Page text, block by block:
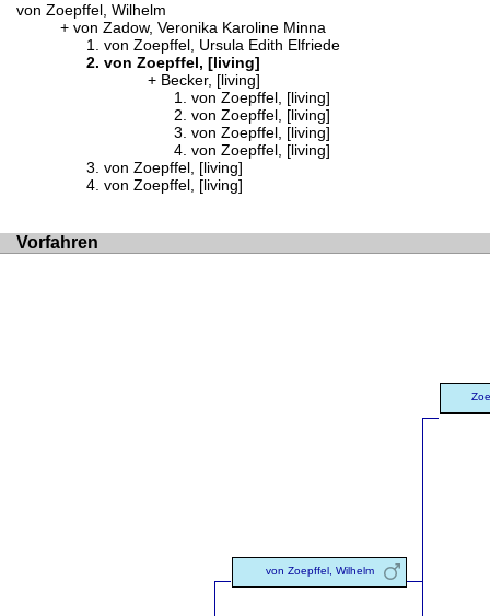
von Zoepffel, Wilhelm
von Zadow, Veronika Karoline Minna
von Zoepffel, Ursula Edith Elfriede
von Zoepffel, [living]
Becker, [living]
von Zoepffel, [living]
von Zoepffel, [living]
von Zoepffel, [living]
von Zoepffel, [living]
von Zoepffel, [living]
von Zoepffel, [living]
Vorfahren
von Zoepffel, Wilhelm